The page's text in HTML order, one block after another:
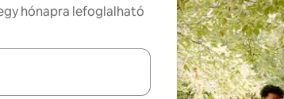
hónapra lefoglalható
felfelé és a lefelé nyíllal navigálhatsz, illetve érintő